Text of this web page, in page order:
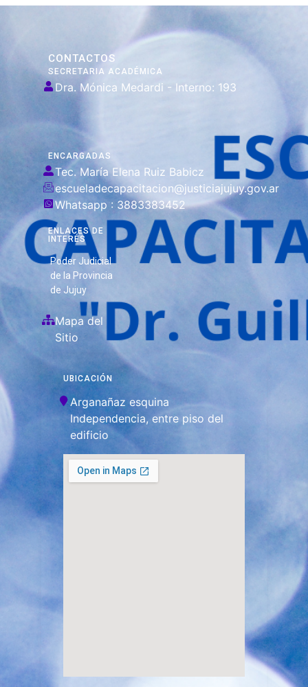
CONTACTOS
SECRETARIA ACADÉMICA
Dra. Mónica Medardi - Interno: 193
ENCARGADAS
Tec. María Elena Ruiz Babicz
escueladecapacitacion@justiciajujuy.gov.ar
Whatsapp : 3883383452
ENLACES DE
INTERÉS
Poder Judicial
de la Provincia
de Jujuy
Mapa del
Sitio
UBICACIÓN
Arganañaz esquina
Independencia, entre piso del
edificio